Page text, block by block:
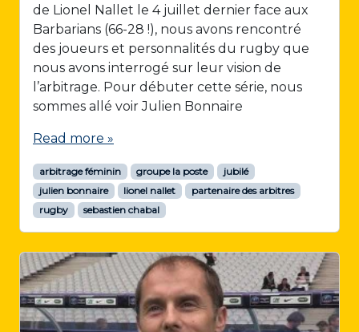
de Lionel Nallet le 4 juillet dernier face aux
Barbarians (66-28 !), nous avons rencontré
des joueurs et personnalités du rugby que
nous avons interrogé sur leur vision de
l’arbitrage. Pour débuter cette série, nous
sommes allé voir Julien Bonnaire
Read more »
arbitrage féminin groupe la poste
jubilé
julien bonnaire
lionel nallet
partenaire des arbitres
rugby
sebastien chabal